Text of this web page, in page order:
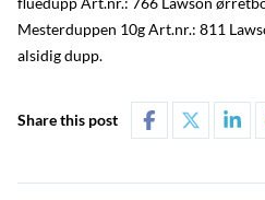
Mesterduppen 10g Art.nr.: 811
alsidig dupp.
Share this post